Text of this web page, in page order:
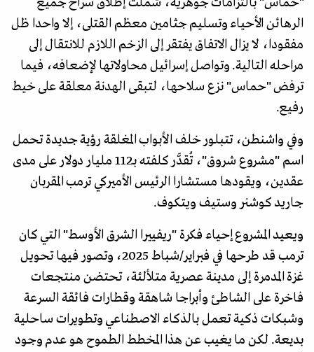
الرهائن الأحياء وتسليم جثامين معظم القتلى، إلا واحدا ظل
مفقودا، لا يزال الاتفاق يفتقر إلى الزخم اللازم للانتقال إلى
مراحله التالية. وتواصل إسرائيل محاولاتها لإضعافه، فيما
ترفض "حماس" نزع سلاحها، لتبقى الهدنة معلقة على خيط
رفيع.
وفي واشنطن، تتبلور خلف الأبواب المغلقة رؤية جديدة تحمل
اسم "مشروع شروق"، تُقدَّر كلفته بـ112 مليار دولار على مدى
عقدين، ويقودها مستشارا الرئيس الأميركي ترمب المقربان
جاريد كوشنر وستيف ويتكوف.
ويعيد المشروع إحياء فكرة "ريفييرا الشرق الأوسط" التي كان
ترمب قد طرحها في فبراير/شباط 2025، وتصور فيها تحويل
غزة المدمرة إلى مدينة عصرية متلألئة، تحتضن منتجعات
فاخرة على الشاطئ وأبراجا شاهقة وقطارات فائقة السرعة
وشبكات ذكية تعمل بالذكاء الاصطناعي وتطويرات ساحلية
بديعة. لكن ما يغيب عن هذا المخطط الطموح هو عدم وجود